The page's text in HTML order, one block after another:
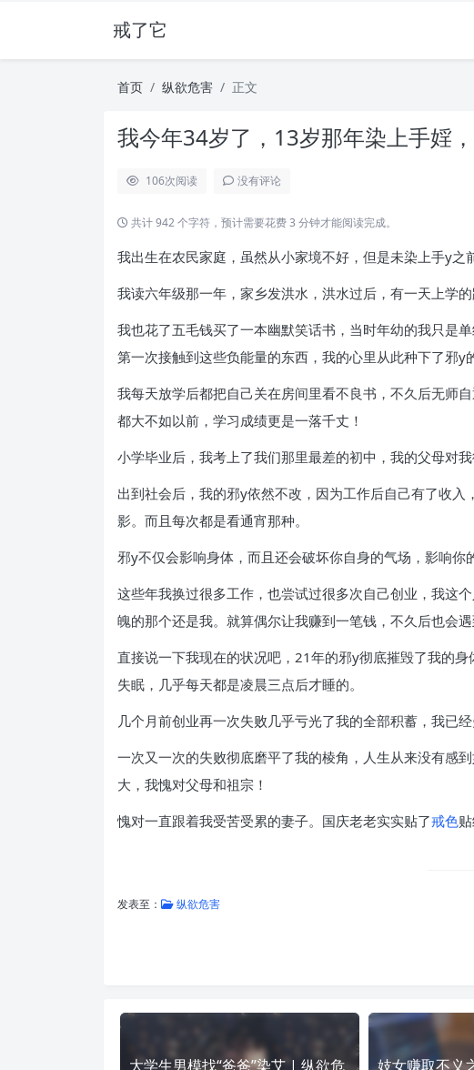
戒了它
首页 纵欲危害 正文
我今年34岁了，13岁那年染上手婬
106次阅读 没有评论
共计 942 个字符，预计需要花费 3 分钟才能阅读完成。
我出生在农民家庭，虽然从小家境不好，但是未染上手y之
我读六年级那一年，家乡发洪水，洪水过后，有一天上学
我也花了五毛钱买了一本幽默笑话书，当时年幼的我只是
第一次接触到这些负能量的东西，我的心里从此种下了邪
我每天放学后都把自己关在房间里看不良书，不久后无师
都大不如以前，学习成绩更是一落千丈！
小学毕业后，我考上了我们那里最差的初中，我的父母对
出到社会后，我的邪y依然不改，因为工作后自己有了收
影。而且每次都是看通宵那种。
邪y不仅会影响身体，而且还会破坏你自身的气场，影响你
这些年我换过很多工作，也尝试过很多次自己创业，我这
魄的那个还是我。就算偶尔让我赚到一笔钱，不久后也会遇
直接说一下我现在的状况吧，21年的邪y彻底摧毁了我的
失眠，几乎每天都是凌晨三点后才睡的。
几个月前创业再一次失败几乎亏光了我的全部积蓄，我已
一次又一次的失败彻底磨平了我的棱角，人生从来没有感
大，我愧对父母和祖宗！
愧对一直跟着我受苦受累的妻子。国庆老老实实贴了戒色
发表至： 纵欲危害
大学生男模找“爸爸”染艾 | 纵欲危
妓女赚取不义